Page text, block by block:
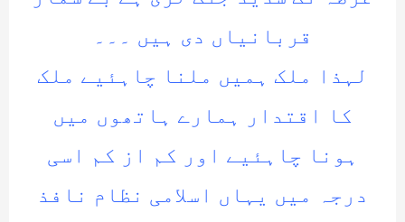
قربانیاں دی ہیں ۔۔۔
لہذا ملک ہمیں ملنا چاہئیے ملک
کا اقتدار ہمارے ہاتھوں میں
ہونا چاہئیے اور کم از کم اسی
درجہ میں یہاں اسلامی نظام نافذ